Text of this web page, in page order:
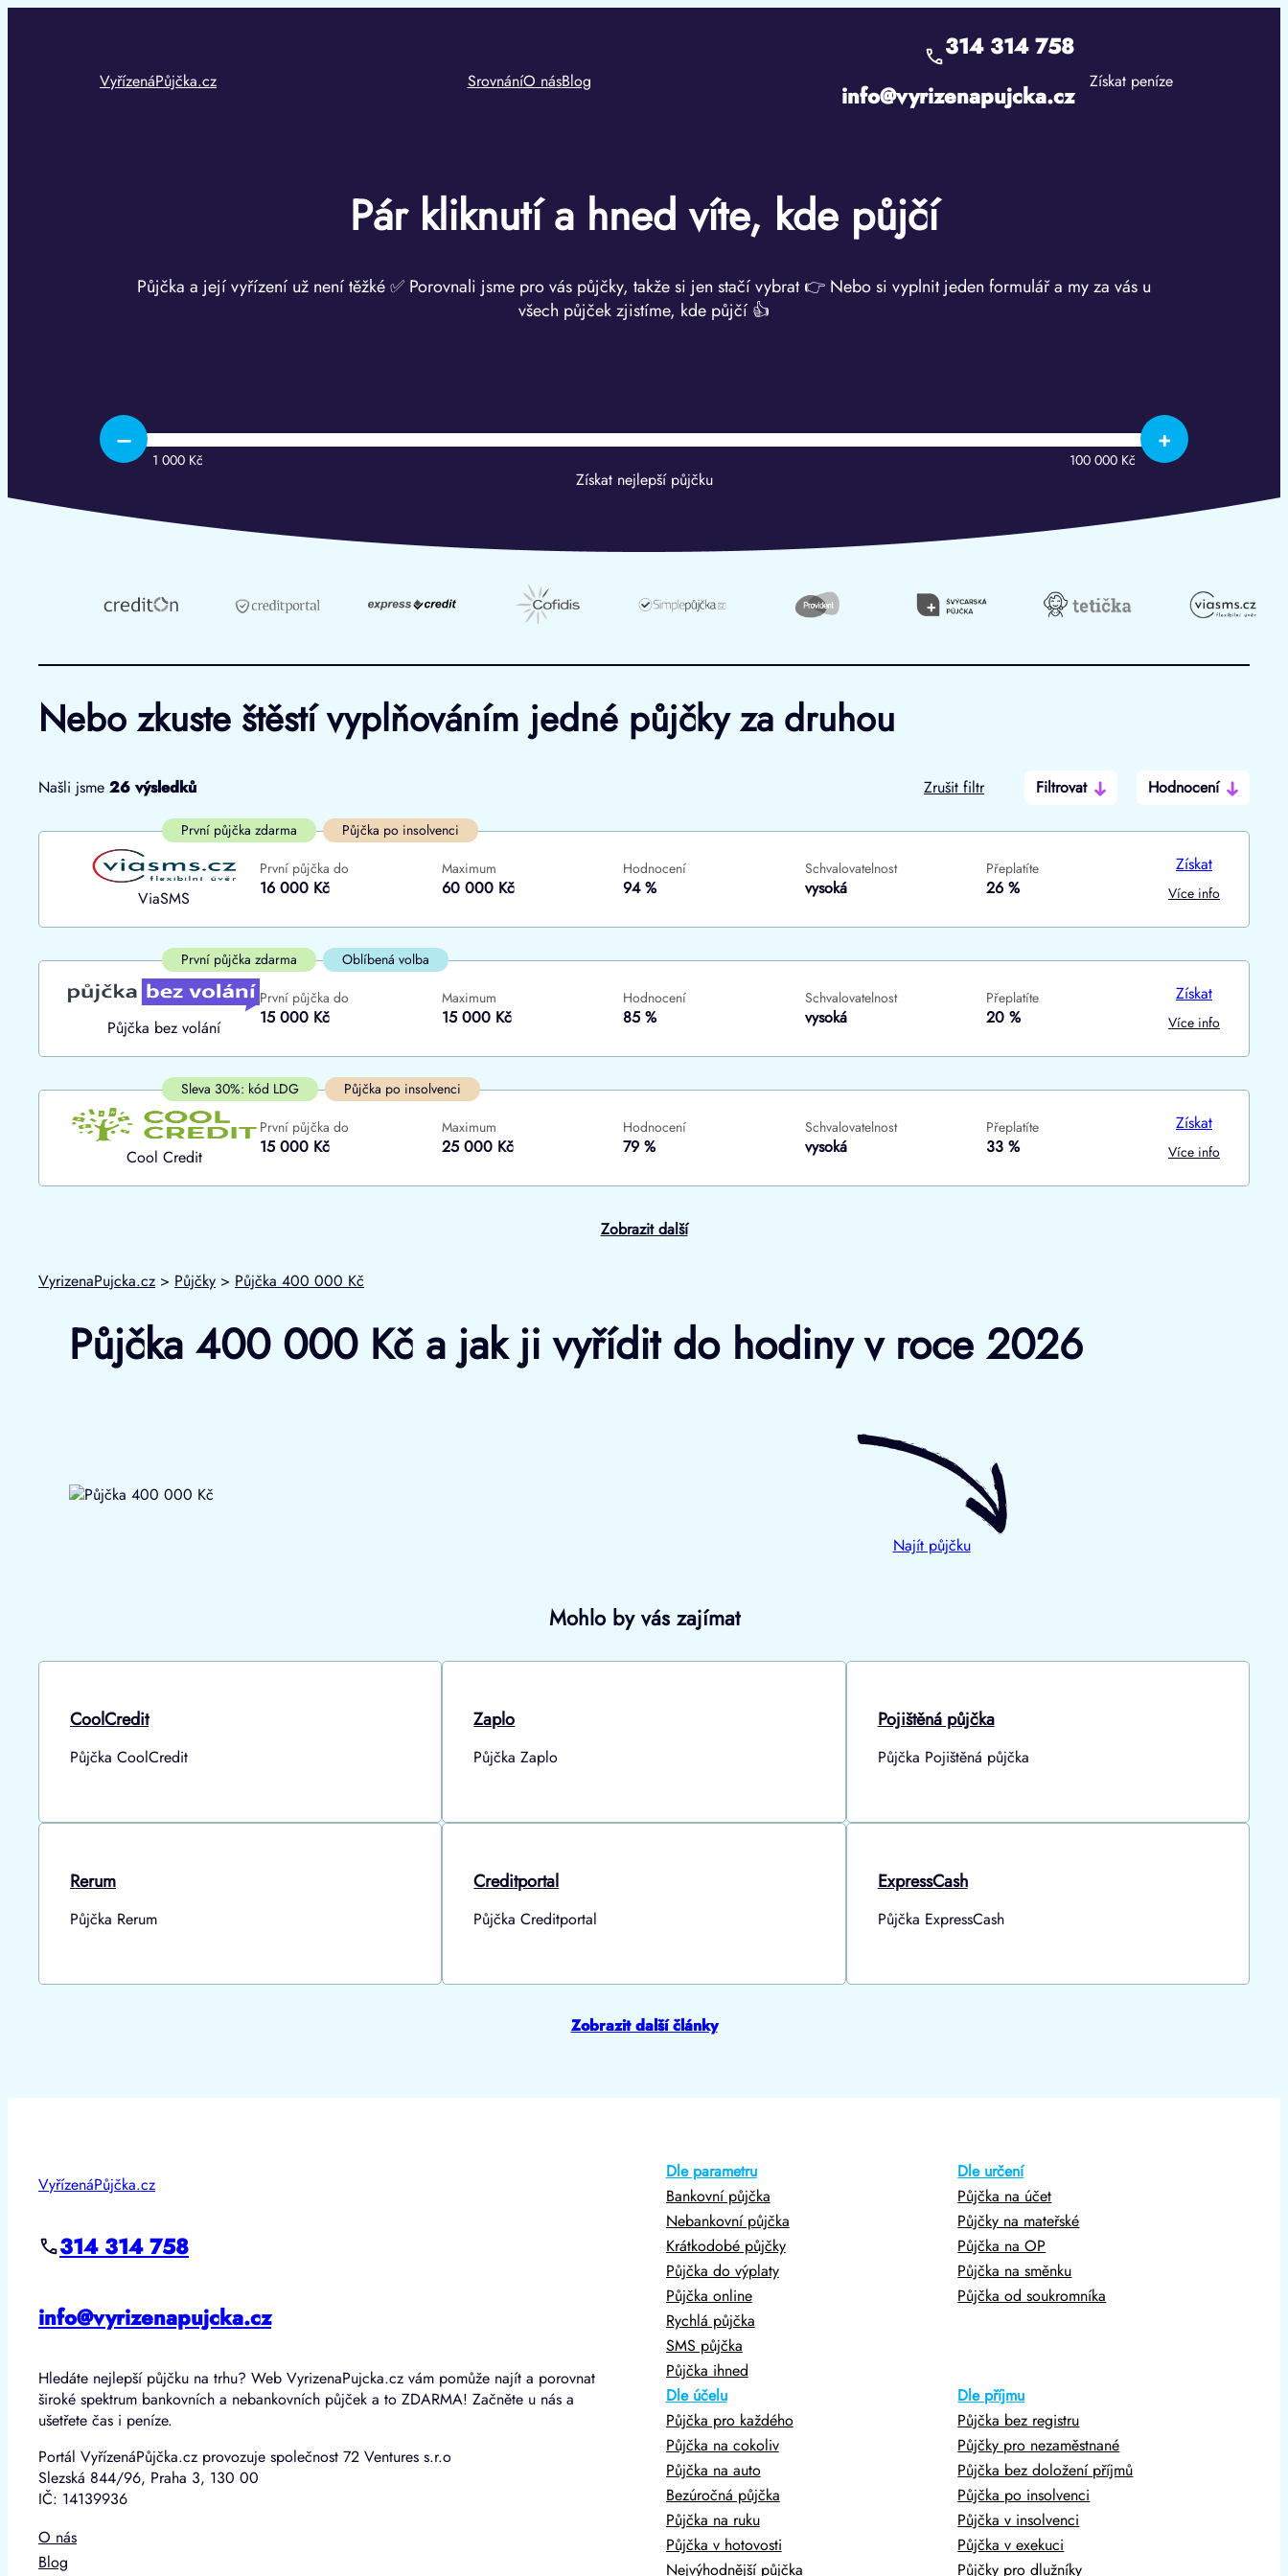
VyřízenáPůjčka.cz
SrovnáníO násBlog
314 314 758
info@vyrizenapujcka.cz
Získat peníze
Pár kliknutí a hned víte, kde půjčí
Půjčka a její vyřízení už není těžké ✅ Porovnali jsme pro vás půjčky, takže si jen stačí vybrat 👉 Nebo si vyplnit jeden formulář a my za vás u
všech půjček zjistíme, kde půjčí 👍
– +
1 000 Kč 100 000 Kč
Získat nejlepší půjčku
Nebo zkuste štěstí vyplňováním jedné půjčky za druhou
Zrušit filtr Filtrovat
Hodnocení
Do
První půjčka zdarma
ano
Našli jsme 26 výsledků
První půjčka zdarma Půjčka po insolvenci
ViaSMS
První půjčka do
16 000 Kč
Maximum
60 000 Kč
Hodnocení
94 %
Schvalovatelnost
vysoká
Přeplatíte
26 %
Získat
Více info
První půjčka zdarma Oblíbená volba
Půjčka bez volání
První půjčka do
15 000 Kč
Maximum
15 000 Kč
Hodnocení
85 %
Schvalovatelnost
vysoká
Přeplatíte
20 %
Získat
Více info
Sleva 30%: kód LDG Půjčka po insolvenci
Cool Credit
První půjčka do
15 000 Kč
Maximum
25 000 Kč
Hodnocení
79 %
Schvalovatelnost
vysoká
Přeplatíte
33 %
Získat
Více info
Zobrazit další
VyrizenaPujcka.cz > Půjčky > Půjčka 400 000 Kč
Půjčka 400 000 Kč a jak ji vyřídit do hodiny v roce 2026
Najít půjčku
Mohlo by vás zajímat
CoolCredit
Půjčka CoolCredit
Zaplo
Půjčka Zaplo
Pojištěná půjčka
Půjčka Pojištěná půjčka
Rerum
Půjčka Rerum
Creditportal
Půjčka Creditportal
ExpressCash
Půjčka ExpressCash
Zobrazit další články
VyřízenáPůjčka.cz
314 314 758
info@vyrizenapujcka.cz
Hledáte nejlepší půjčku na trhu? Web VyrizenaPujcka.cz vám pomůže najít a porovnat
široké spektrum bankovních a nebankovních půjček a to ZDARMA! Začněte u nás a
ušetřete čas i peníze.
Portál VyřízenáPůjčka.cz provozuje společnost 72 Ventures s.r.o
Slezská 844/96, Praha 3, 130 00
IČ: 14139936
O nás
Blog
Dle parametru
Bankovní půjčka
Nebankovní půjčka
Krátkodobé půjčky
Půjčka do výplaty
Půjčka online
Rychlá půjčka
SMS půjčka
Půjčka ihned
Dle určení
Půjčka na účet
Půjčky na mateřské
Půjčka na OP
Půjčka na směnku
Půjčka od soukromníka
Dle účelu
Půjčka pro každého
Půjčka na cokoliv
Půjčka na auto
Bezúročná půjčka
Půjčka na ruku
Půjčka v hotovosti
Nejvýhodnější půjčka
Dle příjmu
Půjčka bez registru
Půjčky pro nezaměstnané
Půjčka bez doložení příjmů
Půjčka po insolvenci
Půjčka v insolvenci
Půjčka v exekuci
Půjčky pro dlužníky